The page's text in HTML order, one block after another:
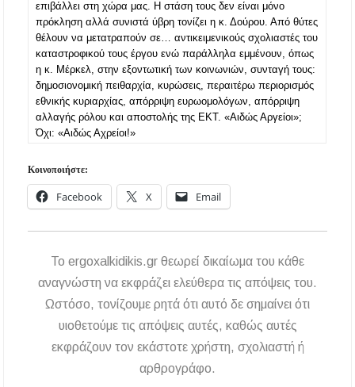
Χαλκιδική: Νεκρός 69χρονος λουόμενος στην
παραλία Σίβηρης
Διακοπές ρεύματος σε περιοχές της Χαλκιδικής
– Πότε και πού θα σημειωθούν
Νέες χρηματοδοτήσεις από το Πράσινο Ταμείο
για δήμους της Κεντρικής Μακεδονίας
Με λαμπρότητα πραγματοποιήθηκε η
πανήγυρη του Παρεκκλησίου Μεταμορφώσεως
του Σωτήρος στην Παραλία Διονυσίου
Χαλκιδική: Άμεση η κατάσβεση πυρκαγιάς σε
χαμηλή βλάστηση στην περιοχή του Πόρτο
Η ΘΕΙΑ ΜΕΤΑΜΟΡΦΩΣΙΣ ΤΟΥ ΣΩΤΗΡΟΣ
ΗΜΩΝ ΙΗΣΟΥ ΧΡΙΣΤΟΥ ΣΤΟ
ΠΛΑΤΑΝΟΧΩΡΙ ΚΑΙ ΣΤΗ ΣΑΡΑΚΗΝΑ
επιβάλλει στη χώρα μας. Η στάση τους δεν είναι μόνο
πρόκληση αλλά συνιστά ύβρη τονίζει η κ. Δούρου. Από θύτες
θέλουν να μετατραπούν σε… αντικειμενικούς σχολιαστές του
καταστροφικού τους έργου ενώ παράλληλα εμμένουν, όπως
η κ. Μέρκελ, στην εξοντωτική των κοινωνιών, συνταγή τους:
δημοσιονομική πειθαρχία, κυρώσεις, περαιτέρω περιορισμός
εθνικής κυριαρχίας, απόρριψη ευρωομολόγων, απόρριψη
αλλαγής ρόλου και αποστολής της ΕΚΤ. «Αιδώς Αργείοι»;
Όχι: «Αιδώς Αχρείοι!»
Κοινοποιήστε:
Facebook X Email
To ergoxalkidikis.gr θεωρεί δικαίωμα του κάθε
αναγνώστη να εκφράζει ελεύθερα τις απόψεις του.
Ωστόσο, τονίζουμε ρητά ότι αυτό δε σημαίνει ότι
υιοθετούμε τις απόψεις αυτές, καθώς αυτές
εκφράζουν τον εκάστοτε χρήστη, σχολιαστή ή
αρθρογράφο.